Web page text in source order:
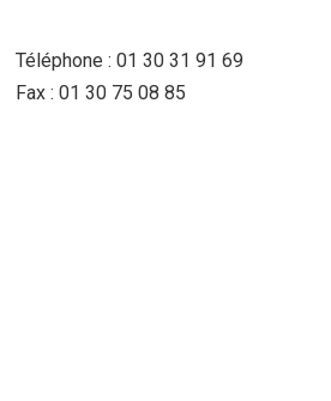
Téléphone : 01 30 31 91 69
Fax : 01 30 75 08 85